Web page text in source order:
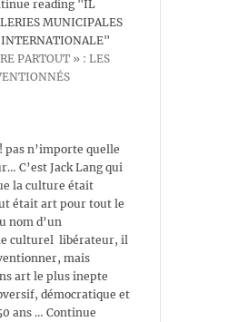
reading "IL
MUNICIPALES
INTERNATIONALE"
PARTOUT » : LES
n’importe quelle
C’est Jack Lang qui
la culture était
était art pour tout le
nom d’un
culturel libérateur, il
mais
art le plus inepte
démocratique et
ans … Continue